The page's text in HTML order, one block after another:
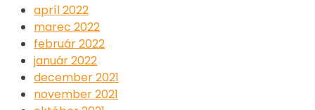
apríl 2022
marec 2022
február 2022
január 2022
december 2021
november 2021